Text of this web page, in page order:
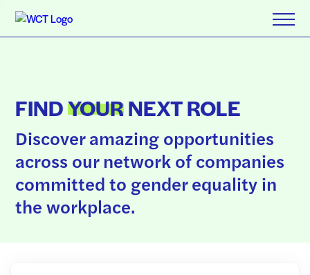
FINDYOURNEXT ROLE
Discover amazing opportunities
across our network of companies
committed to gender equality in
the workplace.